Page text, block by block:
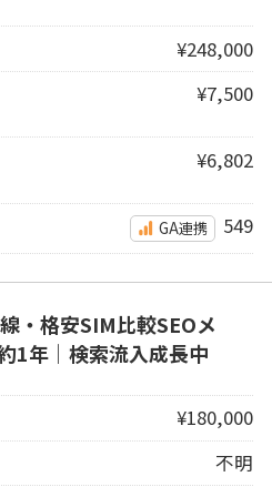
¥248,000
¥7,500
¥6,802
GA連携 549
・格安SIM比較SEOメ
1年｜検索流入成長中
¥180,000
不明